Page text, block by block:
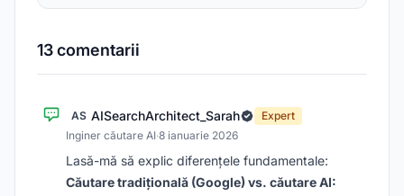
13 comentarii
AS AISearchArchitect_Sarah
Expert
Inginer căutare AI·8 ianuarie 2026
Lasă-mă să explic diferențele fundamentale:
Căutare tradițională (Google) vs. căutare AI: